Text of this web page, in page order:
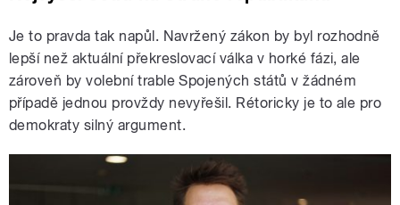
Je to pravda tak napůl. Navržený zákon by byl rozhodně
lepší než aktuální překreslovací válka v horké fázi, ale
zároveň by volební trable Spojených států v žádném
případě jednou provždy nevyřešil. Rétoricky je to ale pro
demokraty silný argument.